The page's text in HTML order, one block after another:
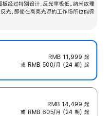
经过特别设计，反光率极低。纳米纹理
光，即使在高亮光源的工作场所也能保
RMB 11,999 起
或 RMB 500/月 (24 期) 起
RMB 14,499 起
或 RMB 605/月 (24 期) 起